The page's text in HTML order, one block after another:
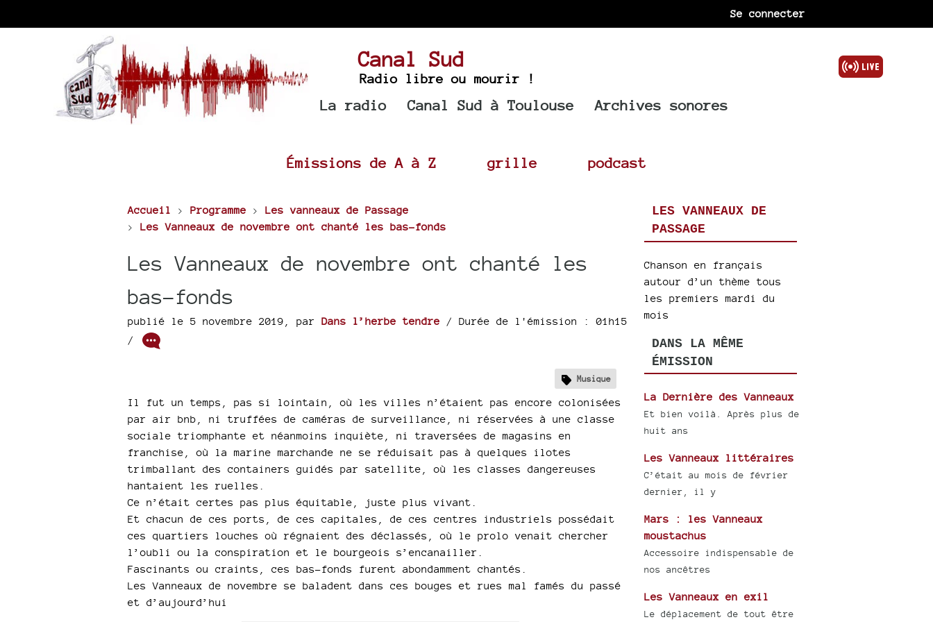
Se connecter
Canal Sud
Radio libre ou mourir !
La radio Canal Sud à Toulouse Archives sonores
Émissions de A à Z grille podcast
Accueil > Programme > Les vanneaux de Passage
> Les Vanneaux de novembre ont chanté les bas-fonds
Les Vanneaux de novembre ont chanté les
bas-fonds
publié le 5 novembre 2019 par Dans l’herbe tendre
/ Durée de l'émission : 01h15
/
Musique
Il fut un temps, pas si lointain, où les villes n’étaient pas encore colonisées
par air bnb, ni truffées de caméras de surveillance, ni réservées à une classe
sociale triomphante et néanmoins inquiète, ni traversées de magasins en
franchise, où la marine marchande ne se réduisait pas à quelques ilotes
trimballant des containers guidés par satellite, où les classes dangereuses
hantaient les ruelles.
Ce n’était certes pas plus équitable, juste plus vivant.
Et chacun de ces ports, de ces capitales, de ces centres industriels possédait
ces quartiers louches où régnaient des déclassés, où le prolo venait chercher
l’oubli ou la conspiration et le bourgeois s’encanailler.
Fascinants ou craints, ces bas-fonds furent abondamment chantés.
Les Vanneaux de novembre se baladent dans ces bouges et rues mal famés du passé
et d’aujourd’hui
LES VANNEAUX DE
PASSAGE
Chanson en français
autour d’un thème tous
les premiers mardi du
mois
DANS LA MÊME
ÉMISSION
La Dernière des Vanneaux
Et bien voilà. Après plus de
huit ans
Les Vanneaux littéraires
C’était au mois de février
dernier, il y
Mars : les Vanneaux
moustachus
Accessoire indispensable de
nos ancêtres
Les Vanneaux en exil
Le déplacement de tout être